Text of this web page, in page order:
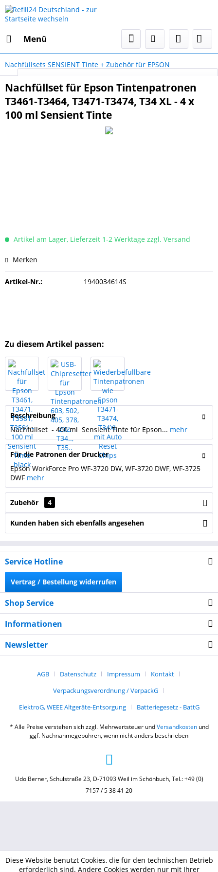
Menü
Nachfüllsets SENSIENT Tinte + Zubehör für EPSON
Nachfüllset für Epson Tintenpatronen
T3461-T3464, T3471-T3474, T34 XL - 4 x
100 ml Sensient Tinte
Artikel am Lager, Lieferzeit 1-2 Werktage zzgl. Versand
Merken
Artikel-Nr.: 1940034614S
Zu diesem Artikel passen:
Beschreibung
Nachfüllset - 400 ml Sensient Tinte für Epson... mehr
Für die Patronen der Drucker
Epson WorkForce Pro WF-3720 DW, WF-3720 DWF, WF-3725
DWF mehr
Zubehör 4
Kunden haben sich ebenfalls angesehen
Service Hotline
Vertrag / Bestellung widerrufen
Shop Service
Informationen
Newsletter
AGB Datenschutz Impressum
Kontakt
Verpackungsverordnung / VerpackG
ElektroG, WEEE Altgeräte-Entsorgung
Batteriegesetz - BattG
* Alle Preise verstehen sich zzgl. Mehrwertsteuer undVersandkostenund
ggf. Nachnahmegebühren, wenn nicht anders beschrieben
Udo Berner, Schulstraße 23, D-71093 Weil im Schönbuch, Tel.: +49 (0)
7157 / 5 38 41 20
Diese Website benutzt Cookies, die für den technischen Betrieb
erforderlich sind. Andere Cookies werden nur mit Ihrer